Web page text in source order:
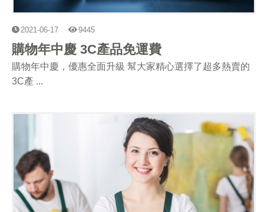
2021-06-17 9445
購物年中慶 3C產品免運費
購物年中慶，優惠全面升級 幫大家精心選擇了超多熱賣的
3C產 ...